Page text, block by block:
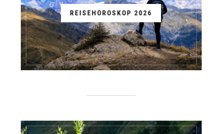
REISEHOROSKOP 2026